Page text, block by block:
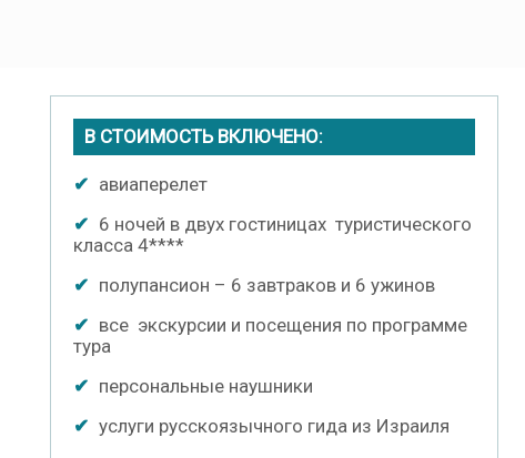
В СТОИМОСТЬ ВКЛЮЧЕНО:
✔ авиаперелет
✔ 6 ночей в двух гостиницах туристического
класса 4****
✔ полупансион – 6 завтраков и 6 ужинов
✔ все экскурсии и посещения по программе
тура
✔ персональные наушники
✔ услуги русскоязычного гида из Израиля